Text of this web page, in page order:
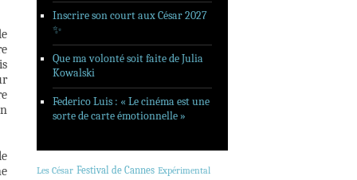
Inscrire son court aux César 2027
✨
Que ma volonté soit faite de Julia
Kowalski
Federico Luis : « Le cinéma est une
sorte de carte émotionnelle »
Les César Festival de Cannes Expérimental